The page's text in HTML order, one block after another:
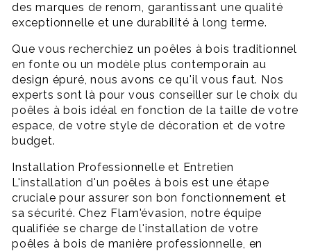
des marques de renom, garantissant une qualité
exceptionnelle et une durabilité à long terme.
Que vous recherchiez un poêles à bois traditionnel
en fonte ou un modèle plus contemporain au
design épuré, nous avons ce qu'il vous faut. Nos
experts sont là pour vous conseiller sur le choix du
poêles à bois idéal en fonction de la taille de votre
espace, de votre style de décoration et de votre
budget.
Installation Professionnelle et Entretien
L'installation d'un poêles à bois est une étape
cruciale pour assurer son bon fonctionnement et
sa sécurité. Chez Flam'évasion, notre équipe
qualifiée se charge de l'installation de votre
poêles à bois de manière professionnelle, en